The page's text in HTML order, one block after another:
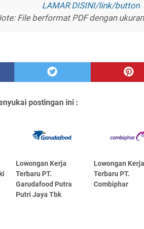
LAMAR DISINI/lіnk/buttоn
Fіlе bеrfоrmаt PDF dеngаn
postingan ini :
Lowongan Kerja
Terbaru PT.
Garudafood Putra
Putri Jaya Tbk
Lowongan Kerja
Terbaru PT.
Combiphar